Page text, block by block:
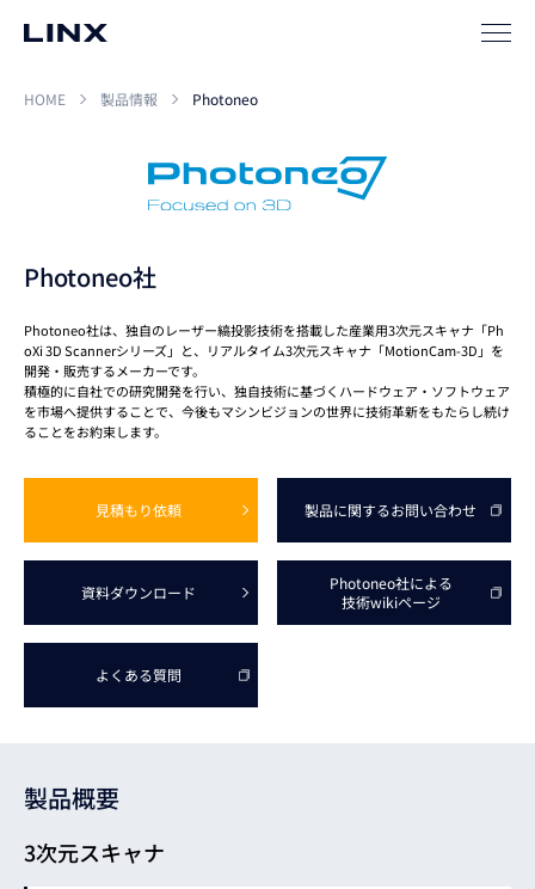
SIパートナー
サポート
企業情報 EN
新卒 採用 中途採用
HOME 製品情報 Photoneo
Photoneo社
Photoneo社は、独自のレーザー縞投影技術を搭載した産業用3次元スキャナ「Ph
oXi 3D Scannerシリーズ」と、リアルタイム3次元スキャナ「MotionCam-3D」を
開発・販売するメーカーです。
積極的に自社での研究開発を行い、独自技術に基づくハードウェア・ソフトウェア
を市場へ提供することで、今後もマシンビジョンの世界に技術革新をもたらし続け
ることをお約束します。
見積もり依頼 製品に関するお問い合わせ
資料ダウンロード
Photoneo社による
技術wikiページ
よくある質問
製品概要
3次元スキャナ